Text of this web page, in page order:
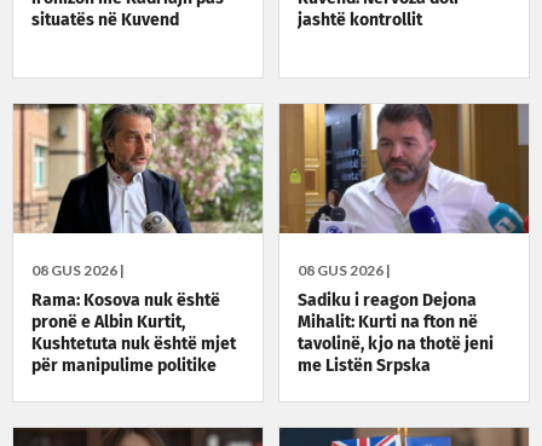
situatës në Kuvend
jashtë kontrollit
08 GUS 2026 |
Rama: Kosova nuk është
pronë e Albin Kurtit,
Kushtetuta nuk është mjet
për manipulime politike
08 GUS 2026 |
Sadiku i reagon Dejona
Mihalit: Kurti na fton në
tavolinë, kjo na thotë jeni
me Listën Srpska